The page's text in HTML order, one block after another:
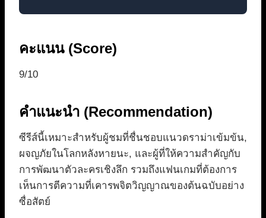
คะแนน (Score)
9/10
คำแนะนำ (Recommendation)
ซีรีส์นี้เหมาะสำหรับผู้ชมที่ชื่นชอบแนวดราม่าเข้มข้น,
ผจญภัยในโลกหลังหายนะ, และผู้ที่ให้ความสำคัญกับ
การพัฒนาตัวละครเชิงลึก รวมถึงแฟนเกมที่ต้องการ
เห็นการตีความที่เคารพจิตวิญญาณของต้นฉบับอย่าง
ซื่อสัตย์